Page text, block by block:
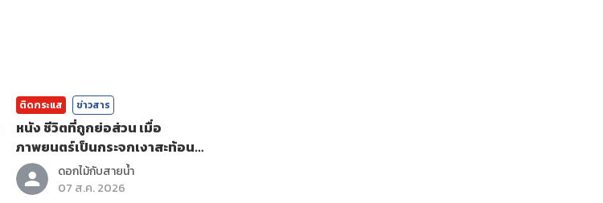
ติดกระแส ข่าวสาร
หนัง ชีวิตที่ถูกย่อส่วน เมื่อ
ภาพยนตร์เป็นกระจกเงาสะท้อน
ตัวตน
ดอกไม้กับสายน้ำ
07 ส.ค. 2026